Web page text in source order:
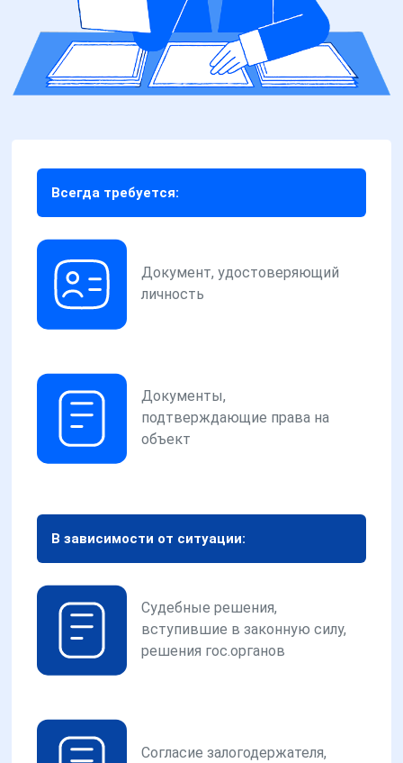
Всегда требуется:
Документ, удостоверяющий
личность
Документы,
подтверждающие права на
объект
В зависимости от ситуации:
Судебные решения,
вступившие в законную силу,
решения гос.органов
Согласие залогодержателя,